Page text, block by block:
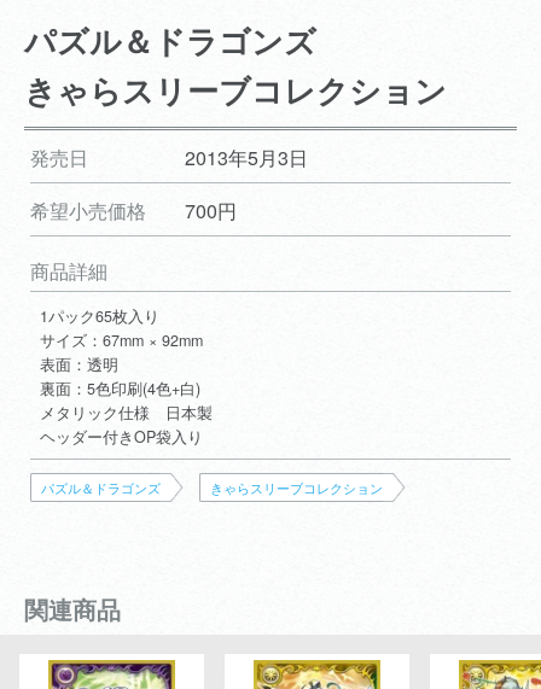
パズル＆ドラゴンズ
きゃらスリーブコレクション
発売日
2013年5月3日
希望小売価格
700円
商品詳細
1パック65枚入り
サイズ：67mm × 92mm
表面：透明
裏面：5色印刷(4色+白)
メタリック仕様 日本製
ヘッダー付きOP袋入り
パズル＆ドラゴンズ きゃらスリーブコレクション
関連商品